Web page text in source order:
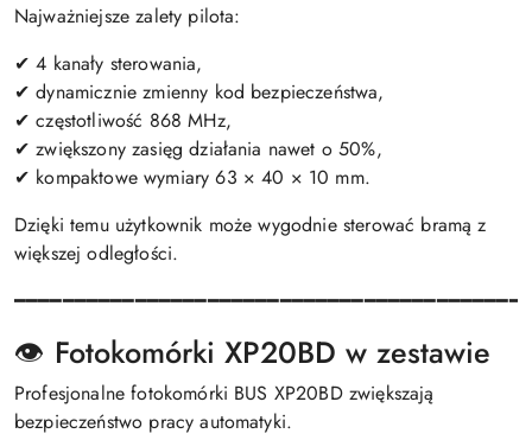
Najważniejsze zalety pilota:
✔ 4 kanały sterowania,
✔ dynamicznie zmienny kod bezpieczeństwa,
✔ częstotliwość 868 MHz,
✔ zwiększony zasięg działania nawet o 50%,
✔ kompaktowe wymiary 63 × 40 × 10 mm.
Dzięki temu użytkownik może wygodnie sterować bramą z
większej odległości.
👁️ Fotokomórki XP20BD w zestawie
Profesjonalne fotokomórki BUS XP20BD zwiększają
bezpieczeństwo pracy automatyki.